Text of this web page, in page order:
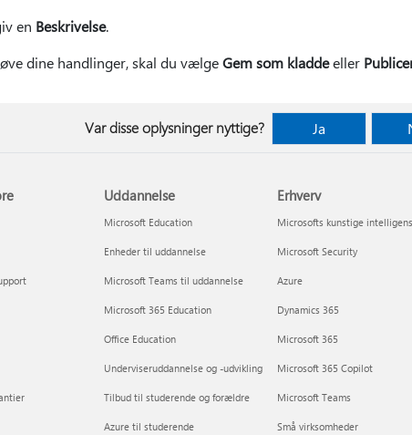
en Beskrivelse.
dine handlinger, skal du vælgeGem som kladdeeller
Var disse oplysninger nyttige? Ja
Uddannelse
Microsoft Education
Enheder til uddannelse
Microsoft Teams til uddannelse
Microsoft 365 Education
Office Education
Underviseruddannelse og -udvikling
Tilbud til studerende og forældre
Azure til studerende
Erhverv
Microsofts kunstige intelligens
Microsoft Security
Azure
Dynamics 365
Microsoft 365
Microsoft 365 Copilot
Microsoft Teams
Små virksomheder